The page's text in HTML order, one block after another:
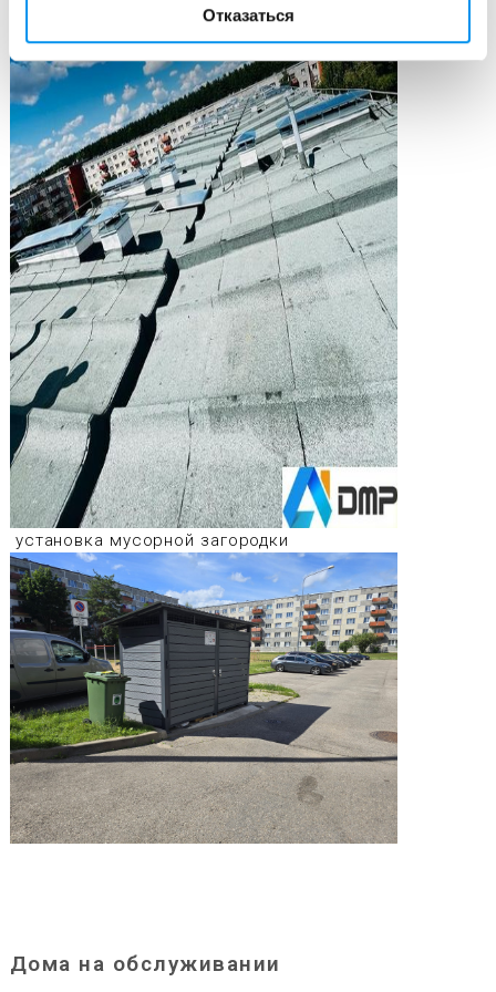
Отказаться
установка мусорной загородки
Дома на обслуживании